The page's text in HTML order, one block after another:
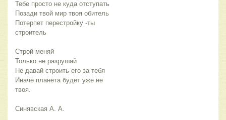
Тебе просто не куда отступать
Позади твой мир твоя обитель
Потерпет перестройку -ты
строитель
Строй меняй
Только не разрушай
Не давай строить его за тебя
Иначе планета будет уже не
твоя.
Синявская А. А.